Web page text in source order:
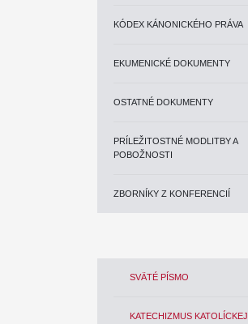
KÓDEX KÁNONICKÉHO PRÁVA
EKUMENICKÉ DOKUMENTY
OSTATNÉ DOKUMENTY
PRÍLEŽITOSTNÉ MODLITBY A
POBOŽNOSTI
ZBORNÍKY Z KONFERENCIÍ
SVÄTÉ PÍSMO
KATECHIZMUS KATOLÍCKEJ